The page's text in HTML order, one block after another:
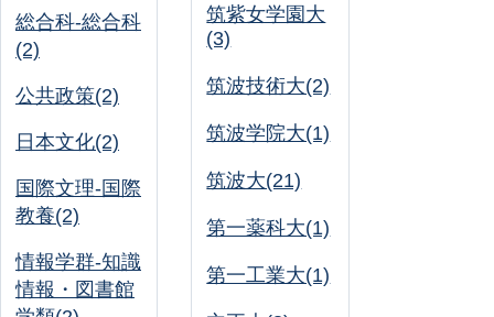
総合科-総合科
(2)
公共政策(2)
日本文化(2)
国際文理-国際
教養(2)
情報学群-知識
情報・図書館
筑紫女学園大
(3)
筑波技術大(2)
筑波学院大(1)
筑波大(21)
第一薬科大(1)
第一工業大(1)